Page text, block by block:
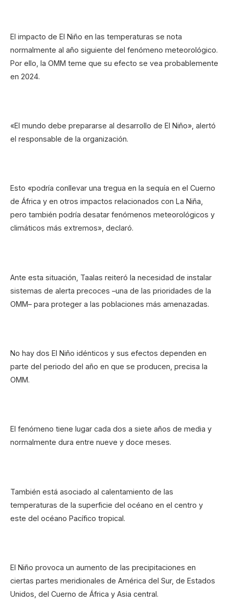
El impacto de El Niño en las temperaturas se nota
normalmente al año siguiente del fenómeno meteorológico.
Por ello, la OMM teme que su efecto se vea probablemente
en 2024.
«El mundo debe prepararse al desarrollo de El Niño», alertó
el responsable de la organización.
Esto «podría conllevar una tregua en la sequía en el Cuerno
de África y en otros impactos relacionados con La Niña,
pero también podría desatar fenómenos meteorológicos y
climáticos más extremos», declaró.
Ante esta situación, Taalas reiteró la necesidad de instalar
sistemas de alerta precoces –una de las prioridades de la
OMM– para proteger a las poblaciones más amenazadas.
No hay dos El Niño idénticos y sus efectos dependen en
parte del periodo del año en que se producen, precisa la
OMM.
El fenómeno tiene lugar cada dos a siete años de media y
normalmente dura entre nueve y doce meses.
También está asociado al calentamiento de las
temperaturas de la superficie del océano en el centro y
este del océano Pacífico tropical.
El Niño provoca un aumento de las precipitaciones en
ciertas partes meridionales de América del Sur, de Estados
Unidos, del Cuerno de África y Asia central.